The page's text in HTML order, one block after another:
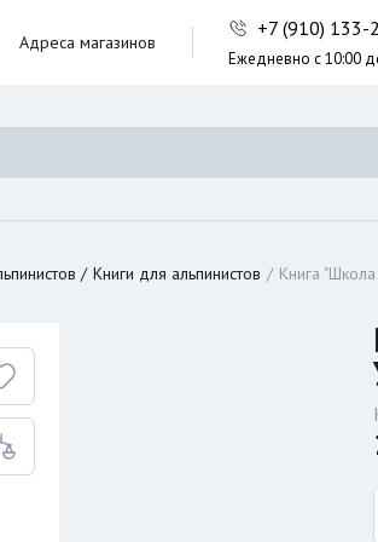
Адреса магазинов
+7 (910)
Ежедневно с 10:00
Книги для альпинистов Книга